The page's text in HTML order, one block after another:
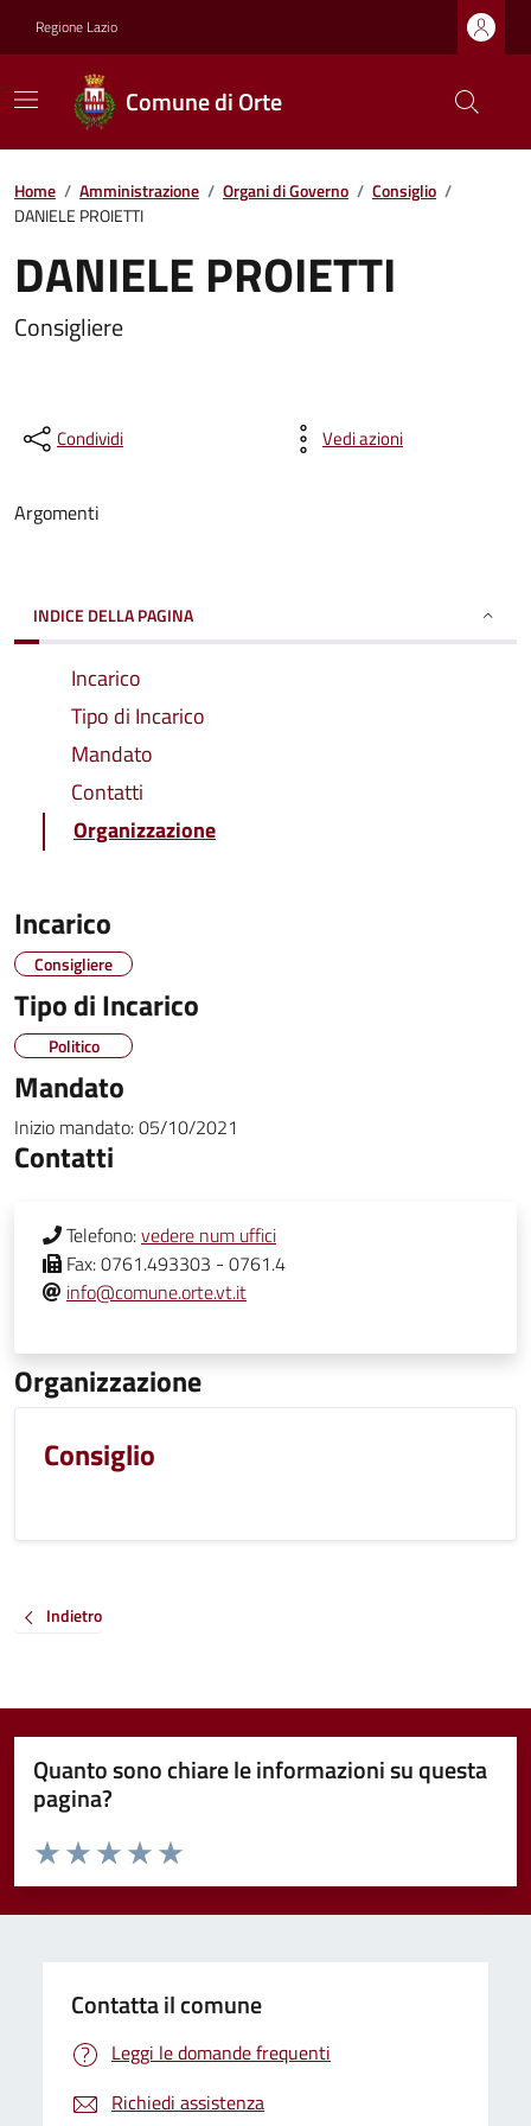
Regione Lazio
Comune di Orte
Home / Amministrazione / Organi di Governo / Consiglio /
DANIELE PROIETTI
DANIELE PROIETTI
Consigliere
Condividi Vedi azioni
Argomenti
INDICE DELLA PAGINA
Incarico
Tipo di Incarico
Mandato
Contatti
Organizzazione
Incarico
Consigliere
Tipo di Incarico
Politico
Mandato
Inizio mandato:05/10/2021
Contatti
Telefono:vedere num uffici
Fax:0761.493303 - 0761.4
info@comune.orte.vt.it
Organizzazione
Consiglio
Indietro
Quanto sono chiare le informazioni su questa
pagina?
Valuta da 1 a 5 stelle la pagina
Valuta 5 stelle su 5
Valuta 4 stelle su 5
Valuta 3 stelle su 5
Valuta 2 stelle su 5
Valuta 1 stelle su 5
Contatta il comune
Leggi le domande frequenti
Richiedi assistenza